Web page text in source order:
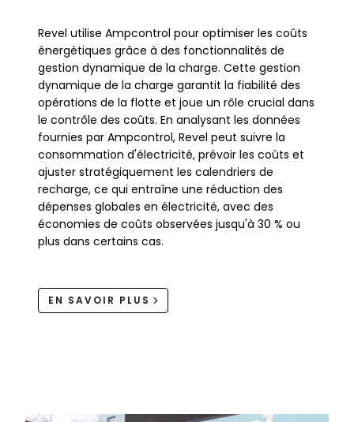
Revel utilise Ampcontrol pour optimiser les coûts
énergétiques grâce à des fonctionnalités de
gestion dynamique de la charge. Cette gestion
dynamique de la charge garantit la fiabilité des
opérations de la flotte et joue un rôle crucial dans
le contrôle des coûts. En analysant les données
fournies par Ampcontrol, Revel peut suivre la
consommation d'électricité, prévoir les coûts et
ajuster stratégiquement les calendriers de
recharge, ce qui entraîne une réduction des
dépenses globales en électricité, avec des
économies de coûts observées jusqu'à 30 % ou
plus dans certains cas.
EN SAVOIR PLUS